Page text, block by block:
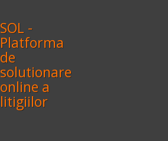
SOL -
Platforma
de
solutionare
online a
litigiilor